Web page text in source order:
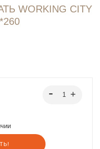
WORKING CITY